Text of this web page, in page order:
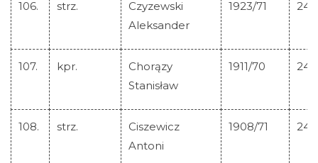
106. strz.
Czyzewski
Aleksander
1923/71
107. kpr.
Chorązy
Stanisław
1911/70
108. strz.
Ciszewicz
Antoni
1908/71